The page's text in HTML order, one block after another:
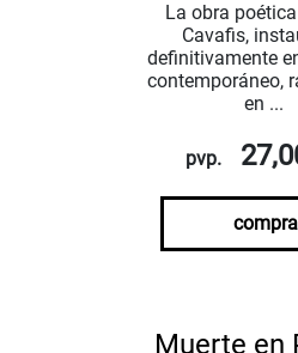
La obra poética
Cavafis,
definitivamente
contemporáneo,
en ...
pvp.
Muerte en